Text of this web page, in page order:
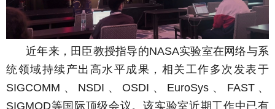
近年来，田臣教授指导的NASA实验室在网络与系
统领域持续产出高水平成果，相关工作多次发表于
SIGCOMM 、 NSDI 、OSDI 、 EuroSys 、 FAST、
SIGMOD等国际顶级会议。该实验室近期工作中已有